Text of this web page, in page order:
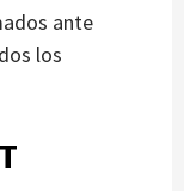
ante
los